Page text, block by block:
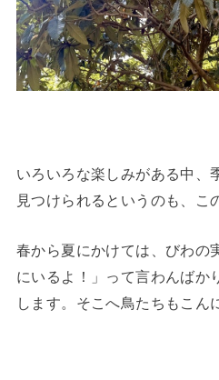
いろいろな楽しみがある中、
見つけられるというのも、こ
春から夏にかけては、びわの
にいるよ！」って言わんばか
します。そこへ鳥たちもこん